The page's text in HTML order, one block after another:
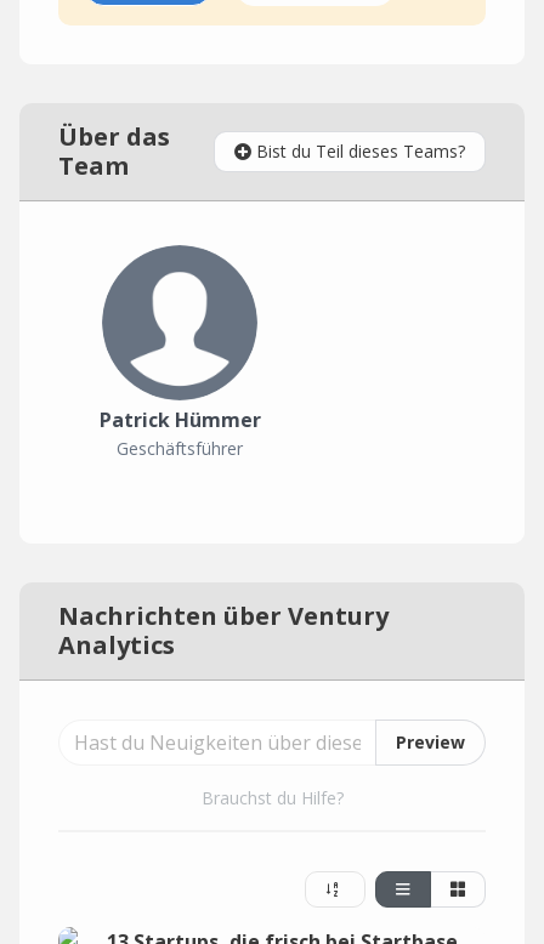
Über das
Team
Bist du Teil dieses Teams?
Patrick Hümmer
Geschäftsführer
Nachrichten über Ventury
Analytics
Preview
Brauchst du Hilfe?